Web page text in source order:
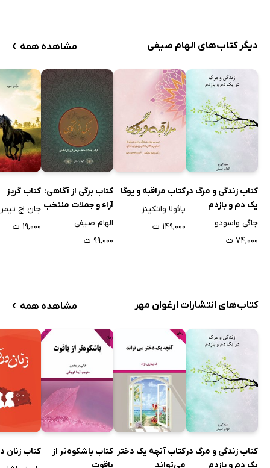
دیگر کتاب‌های الهام صیفی مشاهده همه ›
کتاب زندگی و مرگ در
یک دم و بازدم
جاگی واسودو
۷۴,۰۰۰ ت
کتاب مراقبه و یوگا
پائولا واتکینز
۱۴۹,۰۰۰ ت
کتاب برگی از آگاهی:
آراء و جملات منتخب
برخی از روانشناسان
الهام صیفی
۹۹,۰۰۰ ت
کتاب گریز
جان اچ
۱۹,۰۰۰ ت
کتاب‌های انتشارات ارغوان مهر مشاهده همه ›
کتاب زندگی و مرگ در
یک دم و بازدم
کتاب آنچه یک دختر
می‌تواند
کتاب باشکوه‌تر از
یاقوت
کتاب زنان